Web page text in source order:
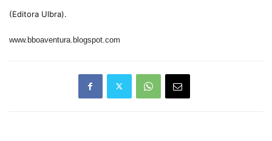
(Editora Ulbra).
www.bboaventura.blogspot.com